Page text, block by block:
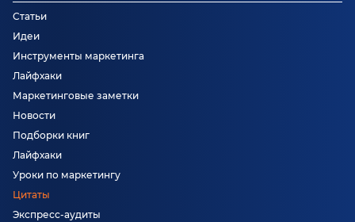
Статьи
Идеи
Инструменты маркетинга
Лайфхаки
Маркетинговые заметки
Новости
Подборки книг
Лайфхаки
Уроки по маркетингу
Цитаты
Экспресс-аудиты